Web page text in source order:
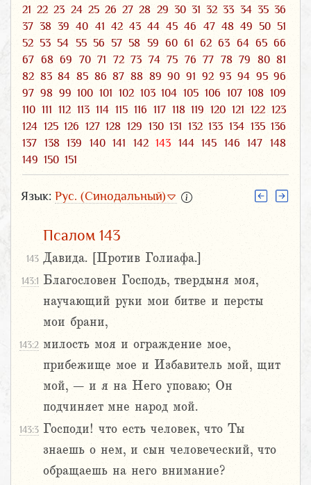
21 22 23 24 25 26 27 28 29 30 31 32 33 34 35 36
37 38 39 40 41 42 43 44 45 46 47 48 49 50 51
52 53 54 55 56 57 58 59 60 61 62 63 64 65 66
67 68 69 70 71 72 73 74 75 76 77 78 79 80 81
82 83 84 85 86 87 88 89 90 91 92 93 94 95 96
97 98 99 100 101 102 103 104 105 106 107 108 109
110 111 112 113 114 115 116 117 118 119 120 121 122 123
124 125 126 127 128 129 130 131 132 133 134 135 136
137
138 139 140 141 142 143 144 145 146 147
148
149 150 151
Язык: Рус. (Синодальный)
Псалом 143
143 Давида. [Против Голиафа.]
143:1 Благословен Господь, твердыня моя,
научающий руки мои битве и персты
мои брани,
143:2 милость моя и ограждение мое,
прибежище мое и Избавитель мой, щит
мой, – и я на Него уповаю; Он
подчиняет мне народ мой.
143:3 Господи! что есть человек, что Ты
знаешь о нем, и сын человеческий, что
обращаешь на него внимание?